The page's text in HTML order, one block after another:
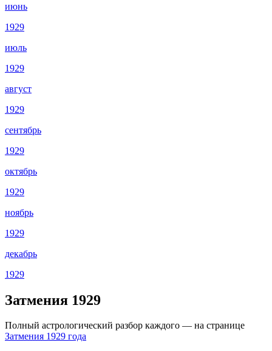
июнь
1929
июль
1929
август
1929
сентябрь
1929
октябрь
1929
ноябрь
1929
декабрь
1929
Затмения 1929
Полный астрологический разбор каждого — на странице
Затмения 1929 года